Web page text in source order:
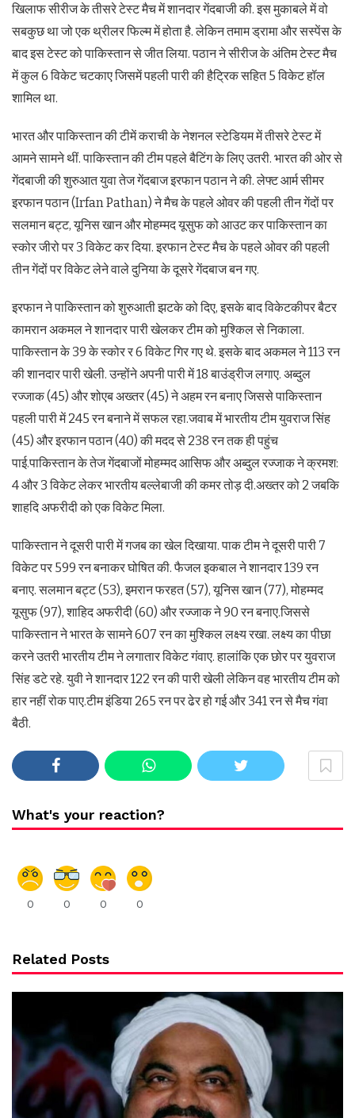
खिलाफ सीरीज के तीसरे टेस्ट मैच में शानदार गेंदबाजी की. इस मुकाबले में वो
सबकुछ था जो एक थ्रीलर फिल्म में होता है. लेकिन तमाम ड्रामा और सस्पेंस के
बाद इस टेस्ट को पाकिस्तान से जीत लिया. पठान ने सीरीज के अंतिम टेस्ट मैच
में कुल 6 विकेट चटकाए जिसमें पहली पारी की हैट्रिक सहित 5 विकेट हॉल
शामिल था.
भारत और पाकिस्तान की टीमें कराची के नेशनल स्टेडियम में तीसरे टेस्ट में
आमने सामने थीं. पाकिस्तान की टीम पहले बैटिंग के लिए उतरी. भारत की ओर से
गेंदबाजी की शुरुआत युवा तेज गेंदबाज इरफान पठान ने की. लेफ्ट आर्म सीमर
इरफान पठान (Irfan Pathan) ने मैच के पहले ओवर की पहली तीन गेंदों पर
सलमान बट्ट, यूनिस खान और मोहम्मद यूसुफ को आउट कर पाकिस्तान का
स्कोर जीरो पर 3 विकेट कर दिया. इरफान टेस्ट मैच के पहले ओवर की पहली
तीन गेंदों पर विकेट लेने वाले दुनिया के दूसरे गेंदबाज बन गए.
इरफान ने पाकिस्तान को शुरुआती झटके को दिए, इसके बाद विकेटकीपर बैटर
कामरान अकमल ने शानदार पारी खेलकर टीम को मुश्किल से निकाला.
पाकिस्तान के 39 के स्कोर र 6 विकेट गिर गए थे. इसके बाद अकमल ने 113 रन
की शानदार पारी खेली. उन्होंने अपनी पारी में 18 बाउंड्रीज लगाए. अब्दुल
रज्जाक (45) और शोएब अख्तर (45) ने अहम रन बनाए जिससे पाकिस्तान
पहली पारी में 245 रन बनाने में सफल रहा.जवाब में भारतीय टीम युवराज सिंह
(45) और इरफान पठान (40) की मदद से 238 रन तक ही पहुंच
पाई.पाकिस्तान के तेज गेंदबाजों मोहम्मद आसिफ और अब्दुल रज्जाक ने क्रमश:
4 और 3 विकेट लेकर भारतीय बल्लेबाजी की कमर तोड़ दी.अख्तर को 2 जबकि
शाहदि अफरीदी को एक विकेट मिला.
पाकिस्तान ने दूसरी पारी में गजब का खेल दिखाया. पाक टीम ने दूसरी पारी 7
विकेट पर 599 रन बनाकर घोषित की. फैजल इकबाल ने शानदार 139 रन
बनाए. सलमान बट्ट (53), इमरान फरहत (57), यूनिस खान (77), मोहम्मद
यूसुफ (97), शाहिद अफरीदी (60) और रज्जाक ने 90 रन बनाए.जिससे
पाकिस्तान ने भारत के सामने 607 रन का मुश्किल लक्ष्य रखा. लक्ष्य का पीछा
करने उतरी भारतीय टीम ने लगातार विकेट गंवाए. हालांकि एक छोर पर युवराज
सिंह डटे रहे. युवी ने शानदार 122 रन की पारी खेली लेकिन वह भारतीय टीम को
हार नहीं रोक पाए.टीम इंडिया 265 रन पर ढेर हो गई और 341 रन से मैच गंवा
बैठी.
What's your reaction?
0 0 0 0
Related Posts